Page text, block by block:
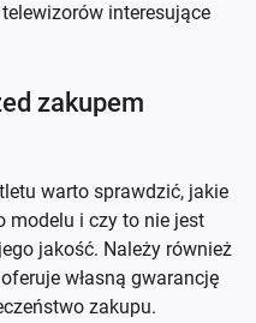
interesujące
zakupem
warto sprawdzić, jakie
modelu i czy to nie jest
jakość. Należy również
własną gwarancję
zakupu.